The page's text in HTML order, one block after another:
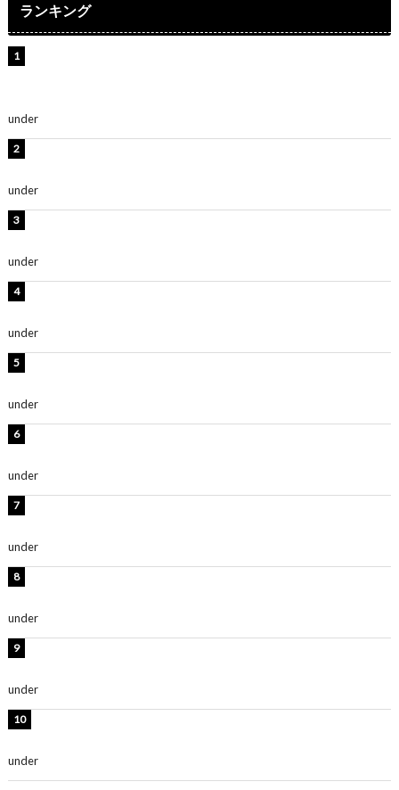
ランキング
under
under
under
under
under
under
under
under
under
under